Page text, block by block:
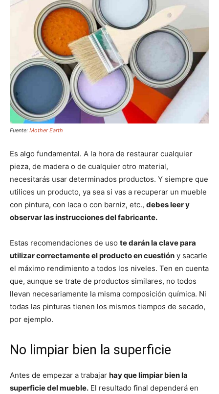
Fuente: Mother Earth
Es algo fundamental. A la hora de restaurar cualquier
pieza, de madera o de cualquier otro material,
necesitarás usar determinados productos. Y siempre que
utilices un producto, ya sea si vas a recuperar un mueble
con pintura, con laca o con barniz, etc., debes leer y
observar las instrucciones del fabricante.
Estas recomendaciones de uso te darán la clave para
utilizar correctamente el producto en cuestión y sacarle
el máximo rendimiento a todos los niveles. Ten en cuenta
que, aunque se trate de productos similares, no todos
llevan necesariamente la misma composición química. Ni
todas las pinturas tienen los mismos tiempos de secado,
por ejemplo.
No limpiar bien la superficie
Antes de empezar a trabajar hay que limpiar bien la
superficie del mueble. El resultado final dependerá en